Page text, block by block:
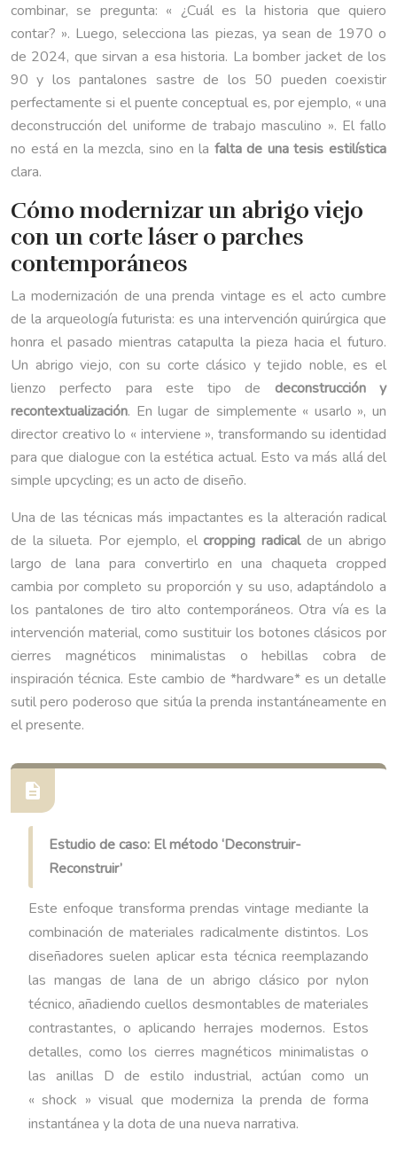
combinar, se pregunta: « ¿Cuál es la historia que quiero
contar? ». Luego, selecciona las piezas, ya sean de 1970 o
de 2024, que sirvan a esa historia. La bomber jacket de los
90 y los pantalones sastre de los 50 pueden coexistir
perfectamente si el puente conceptual es, por ejemplo, « una
deconstrucción del uniforme de trabajo masculino ». El fallo
no está en la mezcla, sino en la falta de una tesis estilística
clara.
Cómo modernizar un abrigo viejo
con un corte láser o parches
contemporáneos
La modernización de una prenda vintage es el acto cumbre
de la arqueología futurista: es una intervención quirúrgica que
honra el pasado mientras catapulta la pieza hacia el futuro.
Un abrigo viejo, con su corte clásico y tejido noble, es el
lienzo perfecto para este tipo de deconstrucción y
recontextualización. En lugar de simplemente « usarlo », un
director creativo lo « interviene », transformando su identidad
para que dialogue con la estética actual. Esto va más allá del
simple upcycling; es un acto de diseño.
Una de las técnicas más impactantes es la alteración radical
de la silueta. Por ejemplo, elcropping radicalde un abrigo
largo de lana para convertirlo en una chaqueta cropped
cambia por completo su proporción y su uso, adaptándolo a
los pantalones de tiro alto contemporáneos. Otra vía es la
intervención material, como sustituir los botones clásicos por
cierres magnéticos minimalistas o hebillas cobra de
inspiración técnica. Este cambio de *hardware* es un detalle
sutil pero poderoso que sitúa la prenda instantáneamente en
el presente.
Estudio de caso: El método ‘Deconstruir-
Reconstruir’
Este enfoque transforma prendas vintage mediante la
combinación de materiales radicalmente distintos. Los
diseñadores suelen aplicar esta técnica reemplazando
las mangas de lana de un abrigo clásico por nylon
técnico, añadiendo cuellos desmontables de materiales
contrastantes, o aplicando herrajes modernos. Estos
detalles, como los cierres magnéticos minimalistas o
las anillas D de estilo industrial, actúan como un
« shock » visual que moderniza la prenda de forma
instantánea y la dota de una nueva narrativa.